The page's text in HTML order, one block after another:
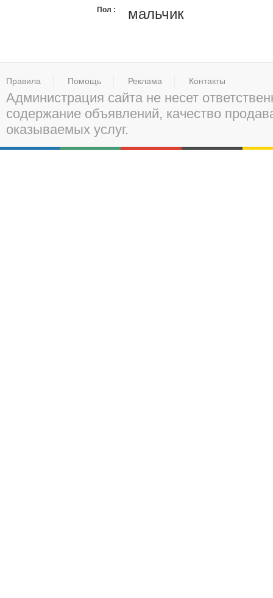
Пол мальчик
Правила Помощь Реклама Контакты
Администрация сайта не несет
содержание объявлений, качество
оказываемых услуг.